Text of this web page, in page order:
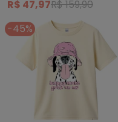
R$ 47,97R$ 159,90
-45%